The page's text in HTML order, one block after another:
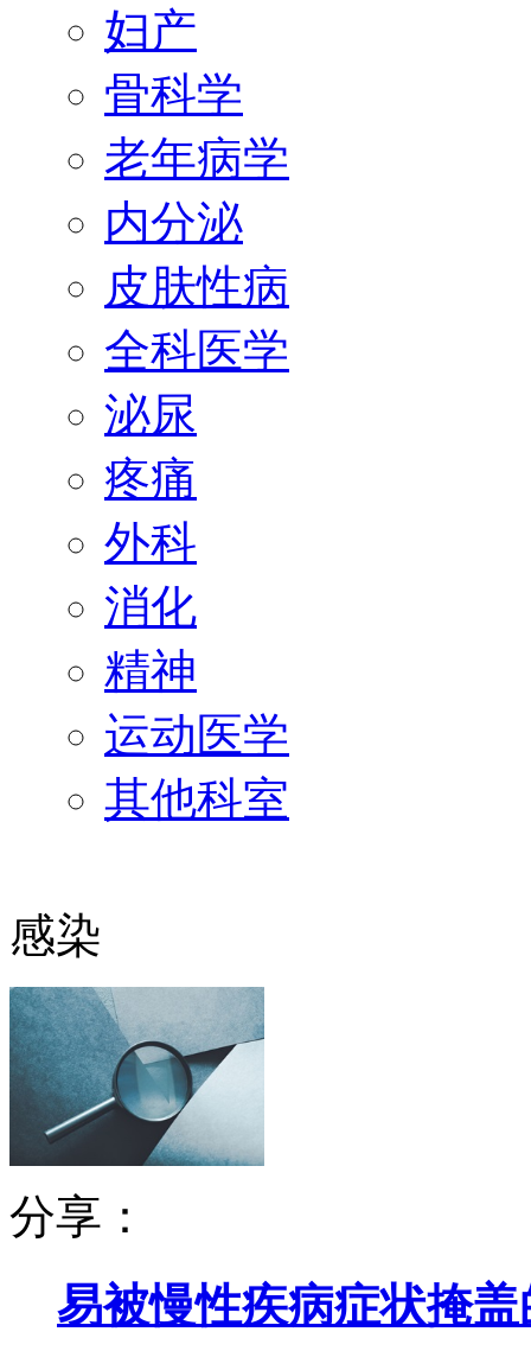
妇产
骨科学
老年病学
内分泌
皮肤性病
全科医学
泌尿
疼痛
外科
消化
精神
运动医学
其他科室
感染
分享：
易被慢性疾病症状掩